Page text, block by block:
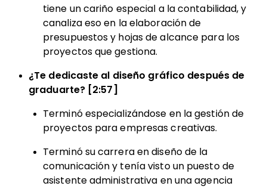
tiene un cariño especial a la contabilidad, y
canaliza eso en la elaboración de
presupuestos y hojas de alcance para los
proyectos que gestiona.
¿Te dedicaste al diseño gráfico después de
graduarte? [2:57]
Terminó especializándose en la gestión de
proyectos para empresas creativas.
Terminó su carrera en diseño de la
comunicación y tenía visto un puesto de
asistente administrativa en una agencia